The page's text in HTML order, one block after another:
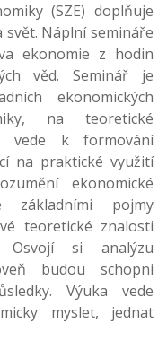
(SZE) doplňuje
svět. Náplní semináře
ekonomie z hodin
věd. Seminář je
ekonomických
na teoretické
vede k formování
na praktické využití
ekonomické
základními pojmy
teoretické znalosti
si analýzu
budou schopni
Výuka vede
myslet, jednat